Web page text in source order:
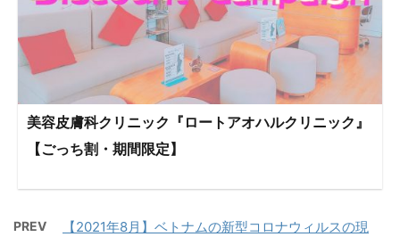
美容皮膚科クリニック『ロートアオハルクリニック』
【ごっち割・期間限定】
PREV
【2021年8月】ベトナムの新型コロナウィルスの現